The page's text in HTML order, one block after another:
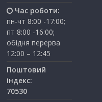
Час роботи:
пн-чт 8:00 -17:00;
пт 8:00 -16:00;
обідня перерва
12:00 – 12:45
Поштовий
індекс:
70530